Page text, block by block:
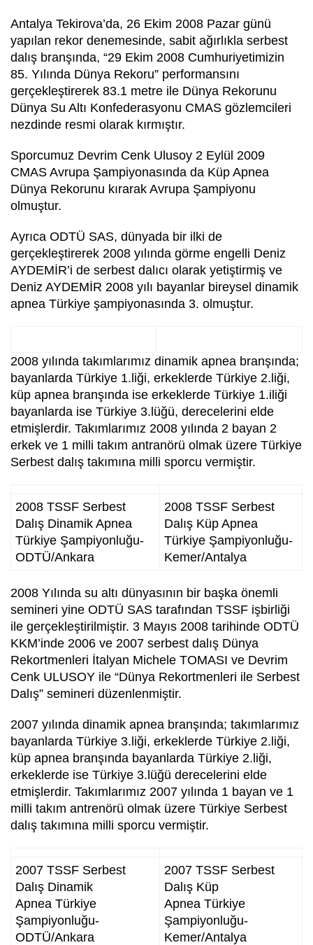
Antalya Tekirova’da, 26 Ekim 2008 Pazar günü
yapılan rekor denemesinde, sabit ağırlıkla serbest
dalış branşında, “29 Ekim 2008 Cumhuriyetimizin
85. Yılında Dünya Rekoru” performansını
gerçekleştirerek 83.1 metre ile Dünya Rekorunu
Dünya Su Altı Konfederasyonu CMAS gözlemcileri
nezdinde resmi olarak kırmıştır.
Sporcumuz Devrim Cenk Ulusoy 2 Eylül 2009
CMAS Avrupa Şampiyonasında da Küp Apnea
Dünya Rekorunu kırarak Avrupa Şampiyonu
olmuştur.
Ayrıca ODTÜ SAS, dünyada bir ilki de
gerçekleştirerek 2008 yılında görme engelli Deniz
AYDEMİR’i de serbest dalıcı olarak yetiştirmiş ve
Deniz AYDEMİR 2008 yılı bayanlar bireysel dinamik
apnea Türkiye şampiyonasında 3. olmuştur.
2008 yılında takımlarımız dinamik apnea branşında;
bayanlarda Türkiye 1.liği, erkeklerde Türkiye 2.liği,
küp apnea branşında ise erkeklerde Türkiye 1.iliği
bayanlarda ise Türkiye 3.lüğü, derecelerini elde
etmişlerdir. Takımlarımız 2008 yılında 2 bayan 2
erkek ve 1 milli takım antranörü olmak üzere Türkiye
Serbest dalış takımına milli sporcu vermiştir.
2008 TSSF Serbest
Dalış Dinamik Apnea
Türkiye Şampiyonluğu-
ODTÜ/Ankara
2008 TSSF Serbest
Dalış Küp Apnea
Türkiye Şampiyonluğu-
Kemer/Antalya
2008 Yılında su altı dünyasının bir başka önemli
semineri yine ODTÜ SAS tarafından TSSF işbirliği
ile gerçekleştirilmiştir. 3 Mayıs 2008 tarihinde ODTÜ
KKM’inde 2006 ve 2007 serbest dalış Dünya
Rekortmenleri İtalyan Michele TOMASI ve Devrim
Cenk ULUSOY ile “Dünya Rekortmenleri ile Serbest
Dalış” semineri düzenlenmiştir.
2007 yılında dinamik apnea branşında; takımlarımız
bayanlarda Türkiye 3.liği, erkeklerde Türkiye 2.liği,
küp apnea branşında bayanlarda Türkiye 2.liği,
erkeklerde ise Türkiye 3.lüğü derecelerini elde
etmişlerdir. Takımlarımız 2007 yılında 1 bayan ve 1
milli takım antrenörü olmak üzere Türkiye Serbest
dalış takımına milli sporcu vermiştir.
2007 TSSF Serbest
Dalış Dinamik
Apnea Türkiye
Şampiyonluğu-
ODTÜ/Ankara
2007 TSSF Serbest
Dalış Küp
Apnea Türkiye
Şampiyonluğu-
Kemer/Antalya